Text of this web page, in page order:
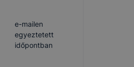
e-mailen
egyeztetett
időpontban